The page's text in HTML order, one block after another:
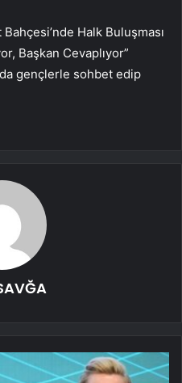
Halk Buluşması
Başkan Cevaplıyor”
gençlerle sohbet edip